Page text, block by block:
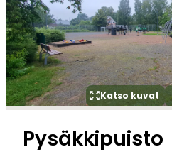
Katso kuvat
Pysäkkipuisto